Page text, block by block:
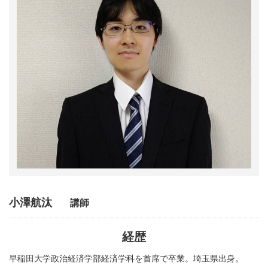
小澤航汰 講師
経歴
早稲田大学政治経済学部経済学科を首席で卒業。埼玉県出身。